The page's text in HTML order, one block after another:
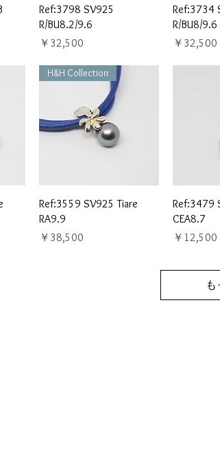
クイックビュー
Ref:3798 SV925
R/BU8.2/9.6
価格
￥32,500
クイ
Ref:3734
R/BU8/9.6
価格
￥32,500
クイックビュー
H&H Collection
Ref:3559 SV925 Tiare
RA9.9
価格
￥38,500
ク
Ref:3479
CEA8.7
価格
￥12,500